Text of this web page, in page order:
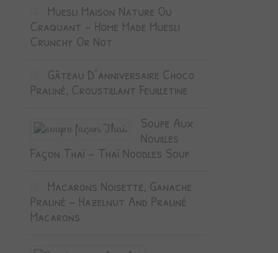
Muesli Maison Nature Ou
Craquant – Home Made Muesli
Crunchy Or Not
Gâteau D’anniversaire Choco
Praliné, Croustillant Feuilletine
Soupe Aux
Nouilles
Façon Thaï – Thaï Noodles Soup
Macarons Noisette, Ganache
Praliné – Hazelnut And Praliné
Macarons